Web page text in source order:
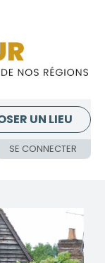
SE CONNECTER
UN LIEU